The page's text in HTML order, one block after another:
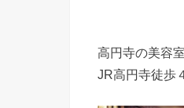
高円寺の美容
JR高円寺徒歩